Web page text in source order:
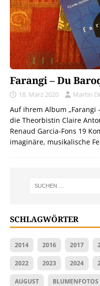
Farangi – Du
18. März 2020 Martin
Auf ihrem Album „Farangi
die Theorbistin Claire
Renaud Garcia-Fons 19
imaginäre, musikalische
SCHLAGWÖRTER
2014 2016 2017
2022 2023 2024
AUGUST BLUMENFOTOS